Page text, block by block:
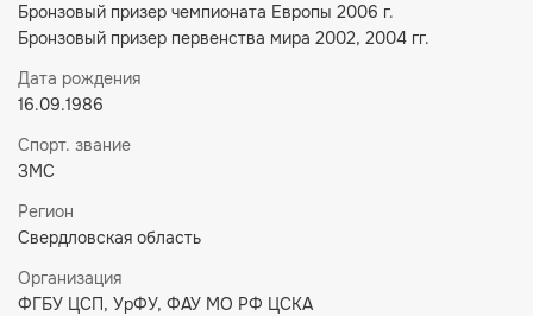
Бронзовый призер чемпионата Европы 2006 г.
Бронзовый призер первенства мира 2002, 2004 гг.
Дата рождения
16.09.1986
Спорт. звание
ЗМС
Регион
Свердловская область
Организация
ФГБУ ЦСП, УрФУ, ФАУ МО РФ ЦСКА